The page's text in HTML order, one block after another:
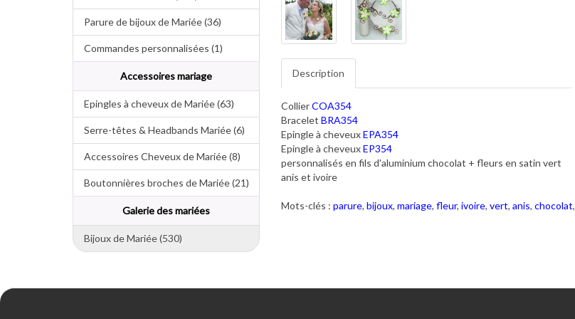
Parure de bijoux de Mariée (36)
Commandes personnalisées (1)
Accessoires mariage
Epingles à cheveux de Mariée (63)
Serre-têtes & Headbands Mariée (6)
Accessoires Cheveux de Mariée (8)
Boutonnières broches de Mariée (21)
Galerie des mariées
Bijoux de Mariée (530)
Description
CollierCOA354
Bracelet BRA354
Epingle à cheveuxEPA354
Epingle à cheveuxEP354
personnalisés en fils d'aluminium chocolat + fleurs en satin vert
anis et ivoire
Mots-clés : parure, bijoux, mariage, fleur, ivoire, vert, anis, chocolat,